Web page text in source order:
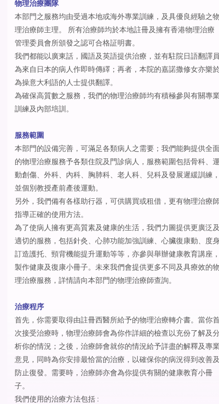
物理治療團隊
本部門之服務均由受過本地或海外專業訓練，及具優良經驗之
理治療師主理。 所有治療師均於本地註冊及擁有香港物理治療
管理委員會所頒發之認可合格証明書。
我們都能以廣東話，國語及英語提供治療，並有駐院日語翻譯
為來自日本的病人作即時傳繹；再者，本院的嘉諾撒修女亦樂
為操意大利語的人士提供翻譯。
為確保高質數之服務，我們的物理治療師均有積極參與有關專
訓練及內部培訓。
服務範圍
本部門的設備完善，可滿足各類病人之需要；我們能夠提供全
的物理治療服務予各類住院及門診病人，服務範圍包括骨科、
動創傷、外科、內科、胸肺科、老人科、兒科及發展遲緩訓練
並個別教授產前產後運動。
另外，我們備有各樣助行器，可供購買或租借，更有物理治療
指導正確的使用方法。
為了使病人擁有更高質素及健康的生活，我們力圖提供更廣泛
適切的服務，包括針灸、心肺功能加強訓練、心臟復康動、度
訂造護托、頸背機能提升運動等等，亦參與舉辦健康教育講座
製作健康及復康小冊子。未來我們會提供更多不同及具療效的
理治療服務，詳情請向本部門的物理治療師查詢。
治療程序
首先，你需要取得由註冊西醫所給予的物理治療轉介書。當你
次接受治療時，物理治療師會為你作詳細的檢查以充份了解及
析你的情況；之後，治療師會就你的情況給予詳盡的解釋及專
意見，同時為你安排最恰當的治療，以確保你的病況得到改善
防止復發。需要時，治療師亦會為你提供有關的健康教育小冊
子。
我們使用的治療方法包括 :